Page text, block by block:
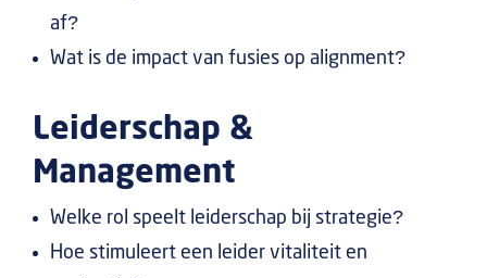
af?
Wat is de impact van fusies op alignment?
Leiderschap &
Management
Welke rol speelt leiderschap bij strategie?
Hoe stimuleert een leider vitaliteit en